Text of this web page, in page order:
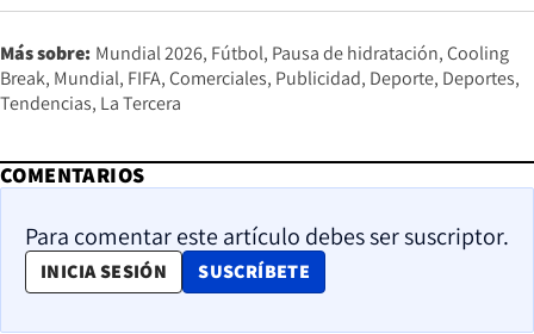
Más sobre: Mundial 2026 Fútbol Pausa de hidratación Cooling
Break Mundial FIFA Comerciales Publicidad Deporte Deportes
Tendencias La Tercera
COMENTARIOS
Para comentar este artículo debes ser suscriptor.
INICIA SESIÓN SUSCRÍBETE
OPENS IN NEW WINDOW